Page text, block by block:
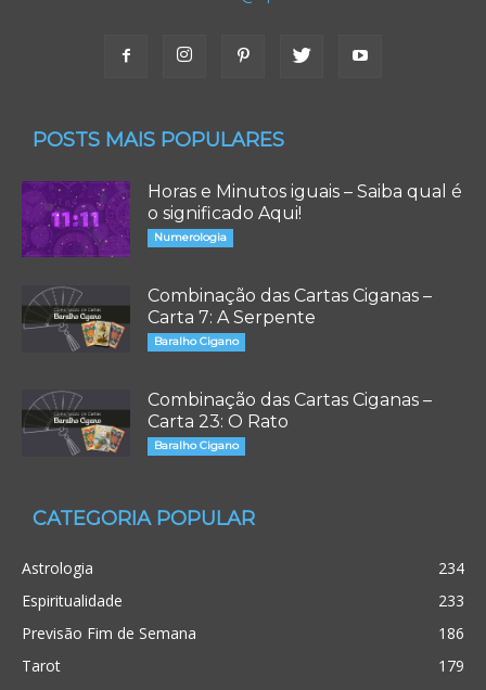
POSTS MAIS POPULARES
Horas e Minutos iguais – Saiba qual é
o significado Aqui!
Numerologia
Combinação das Cartas Ciganas –
Carta 7: A Serpente
Baralho Cigano
Combinação das Cartas Ciganas –
Carta 23: O Rato
Baralho Cigano
CATEGORIA POPULAR
Astrologia
234
Espiritualidade
233
Previsão Fim de Semana
186
Tarot
179